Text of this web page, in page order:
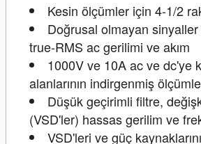
Kesin ölçümler için 4-1/2
Doğrusal olmayan
true-RMS ac gerilimi ve akım
1000V ve 10A ac ve dc'ye
alanlarının indirgenmiş
Düşük geçirimli filtre,
(VSD'ler) hassas gerilim ve
VSD'leri ve güç